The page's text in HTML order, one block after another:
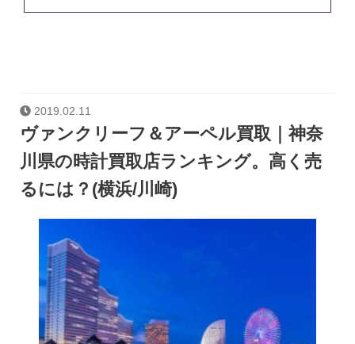
2019.02.11
ヴァンクリーフ＆アーペル買取｜神奈
川県の時計買取店ランキング。高く売
るには？(横浜/川崎)